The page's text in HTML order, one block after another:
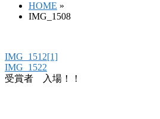
HOME »
IMG_1508
IMG_1512[1]
IMG_1522
受賞者 入場！！